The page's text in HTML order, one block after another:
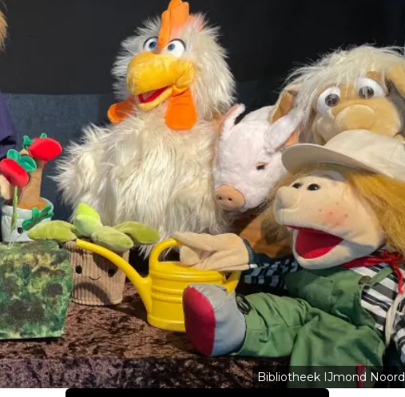
Bibliotheek IJmond Noord